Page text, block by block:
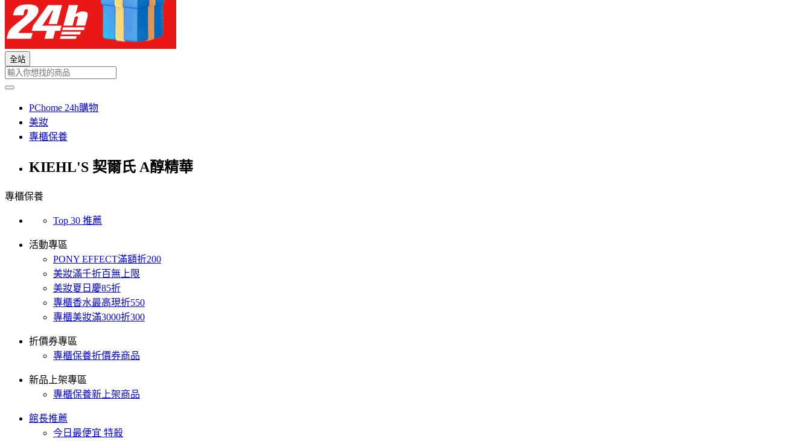
全站
PChome 24h購物
美妝
專櫃保養
KIEHL'S 契爾氏 A醇精華
專櫃保養
Top 30 推薦
活動專區
PONY EFFECT滿額折200
美妝滿千折百無上限
美妝夏日慶85折
專櫃香水最高現折550
專櫃美妝滿3000折300
折價券專區
專櫃保養折價券商品
新品上架專區
專櫃保養新上架商品
館長推薦
今日最便宜 特殺